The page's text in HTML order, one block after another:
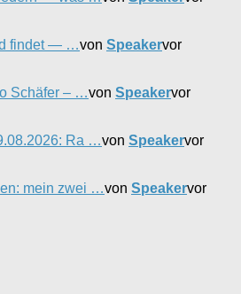
findet — …von Speakervor
Schäfer – …von Speakervor
Ra …von Speakervor
mein zwei …von Speakervor